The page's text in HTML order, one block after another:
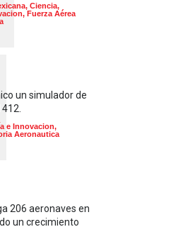
, Ciencia,
, Fuerza Aérea
un simulador de
e Innovacion,
Aeronautica
206 aeronaves en
un crecimiento